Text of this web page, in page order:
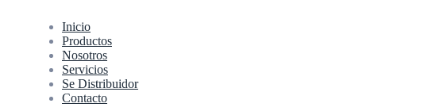
Inicio
Productos
Nosotros
Servicios
Se Distribuidor
Contacto